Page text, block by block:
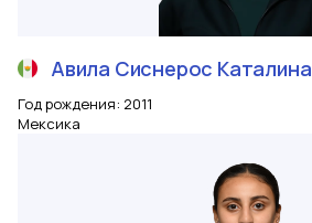
Авила Сиснерос Каталина
Год рождения: 2011
Мексика